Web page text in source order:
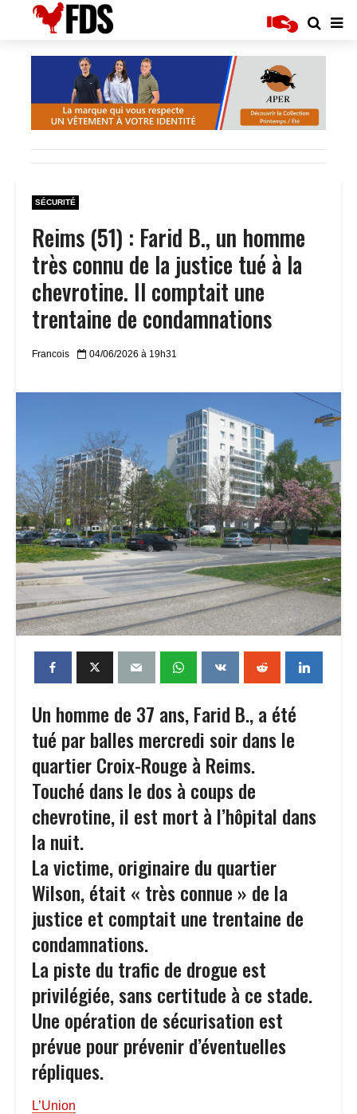
SÉCURITÉ
Reims (51) : Farid B., un homme
très connu de la justice tué à la
chevrotine. Il comptait une
trentaine de condamnations
Francois 04/06/2026 à 19h31
Un homme de 37 ans, Farid B., a été
tué par balles mercredi soir dans le
quartier Croix-Rouge à Reims.
Touché dans le dos à coups de
chevrotine, il est mort à l’hôpital dans
la nuit.
La victime, originaire du quartier
Wilson, était « très connue » de la
justice et comptait une trentaine de
condamnations.
La piste du trafic de drogue est
privilégiée, sans certitude à ce stade.
Une opération de sécurisation est
prévue pour prévenir d’éventuelles
répliques.
L’Union